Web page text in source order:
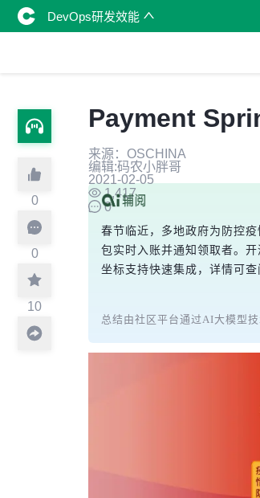
DevOps研发效能
0
0
10
Payment
来源：OSCHINA
编辑:码农小胖哥
2021-02-05
1,417
0
春节临近，多地政府为防控
包实时入账并通知领取者。
坐标支持快速集成，详情可
总结由社区平台通过AI大模型